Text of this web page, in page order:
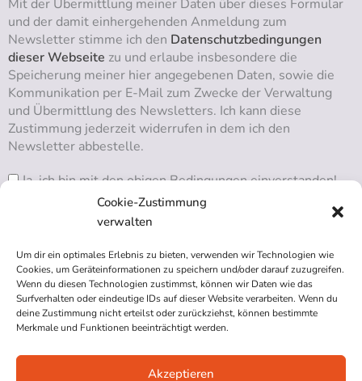
Cookie-Zustimmung
verwalten
Um dir ein optimales Erlebnis zu bieten, verwenden wir Technologien wie
Cookies, um Geräteinformationen zu speichern und/oder darauf zuzugreifen.
Wenn du diesen Technologien zustimmst, können wir Daten wie das
Surfverhalten oder eindeutige IDs auf dieser Website verarbeiten. Wenn du
deine Zustimmung nicht erteilst oder zurückziehst, können bestimmte
Merkmale und Funktionen beeinträchtigt werden.
Akzeptieren
Mit der Übermittlung meiner Daten über dieses Formular
und der damit einhergehenden Anmeldung zum
Newsletter stimme ich den Datenschutzbedingungen
dieser Webseite zu und erlaube insbesondere die
Speicherung meiner hier angegebenen Daten, sowie die
Kommunikation per E-Mail zum Zwecke der Verwaltung
und Übermittlung des Newsletters. Ich kann diese
Zustimmung jederzeit widerrufen in dem ich den
Newsletter abbestelle.
Ja, ich bin mit den obigen Bedingungen einverstanden!
RSS ABONNIEREN